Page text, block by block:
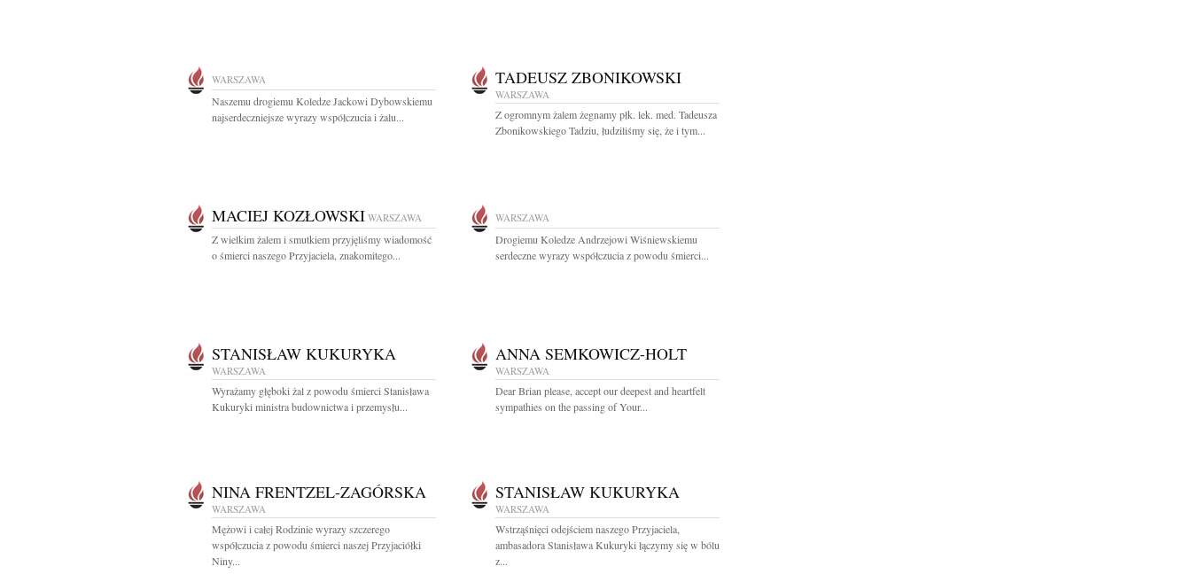
WARSZAWA
Naszemu drogiemu Koledze Jackowi Dybowskiemu
najserdeczniejsze wyrazy współczucia i żalu...
TADEUSZ ZBONIKOWSKI
WARSZAWA
Z ogromnym żalem żegnamy płk. lek. med. Tadeusza
Zbonikowskiego Tadziu, łudziliśmy się, że i tym...
MACIEJ KOZŁOWSKI WARSZAWA
Z wielkim żalem i smutkiem przyjęliśmy wiadomość
o śmierci naszego Przyjaciela, znakomitego...
WARSZAWA
Drogiemu Koledze Andrzejowi Wiśniewskiemu
serdeczne wyrazy współczucia z powodu śmierci...
STANISŁAW KUKURYKA
WARSZAWA
Wyrażamy głęboki żal z powodu śmierci Stanisława
Kukuryki ministra budownictwa i przemysłu...
ANNA SEMKOWICZ-HOLT
WARSZAWA
Dear Brian please, accept our deepest and heartfelt
sympathies on the passing of Your...
NINA FRENTZEL-ZAGÓRSKA
WARSZAWA
Mężowi i całej Rodzinie wyrazy szczerego
współczucia z powodu śmierci naszej Przyjaciółki
Niny...
STANISŁAW KUKURYKA
WARSZAWA
Wstrząśnięci odejściem naszego Przyjaciela,
ambasadora Stanisława Kukuryki łączymy się w bólu
z...